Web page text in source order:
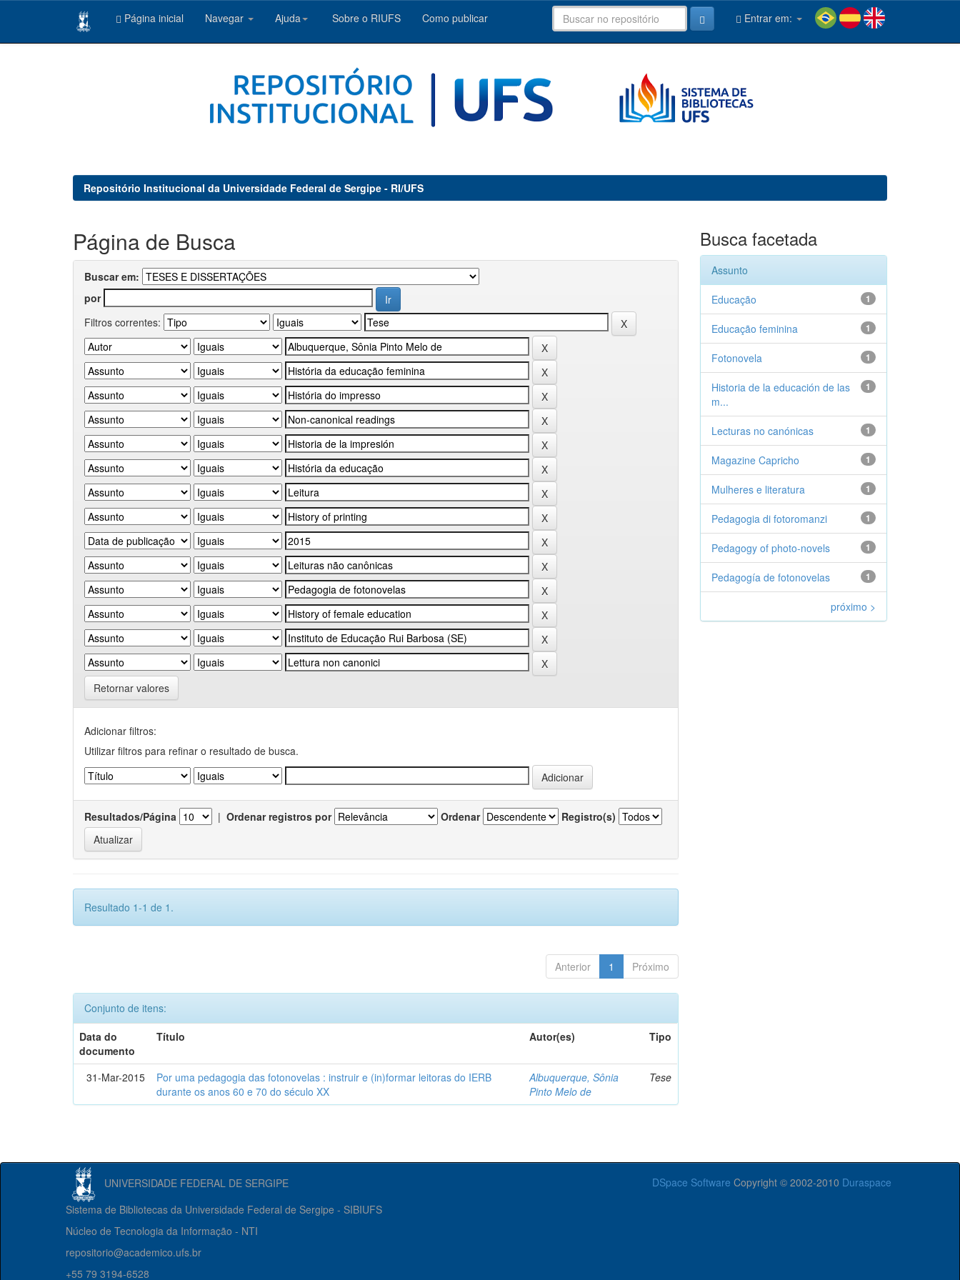
Página inicial Navegar Ajuda Sobre o RIUFS Como publicar Entrar em:
Repositório Institucional da Universidade Federal de Sergipe - RI/UFS
Página de Busca
Buscar em:
por
Filtros correntes:
Retornar valores
Adicionar filtros:
Utilizar filtros para refinar o resultado de busca.
Resultados/Página | Ordenar registros por Ordenar Registro(s)
Resultado 1-1 de 1.
Anterior 1 Próximo
Conjunto de itens:
Data do
documento
Título Autor(es) Tipo
31-Mar-2015
Por uma pedagogia das fotonovelas : instruir e (in)formar leitoras do IERB
durante os anos 60 e 70 do século XX
Albuquerque, Sônia
Pinto Melo de
Tese
Busca facetada
Assunto
1
Educação
1
Educação feminina
1
Fotonovela
1
Historia de la educación de las
m...
1
Lecturas no canónicas
1
Magazine Capricho
1
Mulheres e literatura
1
Pedagogia di fotoromanzi
1
Pedagogy of photo-novels
1
Pedagogía de fotonovelas
próximo >
UNIVERSIDADE FEDERAL DE SERGIPE DSpace Software Copyright © 2002-2010 Duraspace
Sistema de Bibliotecas da Universidade Federal de Sergipe - SIBIUFS
Núcleo de Tecnologia da Informação - NTI
repositorio@academico.ufs.br
+55 79 3194-6528